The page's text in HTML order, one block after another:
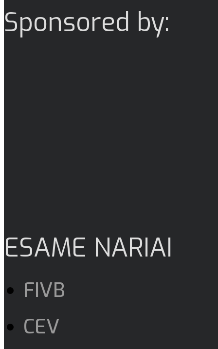
Sponsored by:
ESAME NARIAI
FIVB
CEV